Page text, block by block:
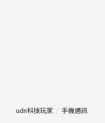
udn科技玩家 手機通訊